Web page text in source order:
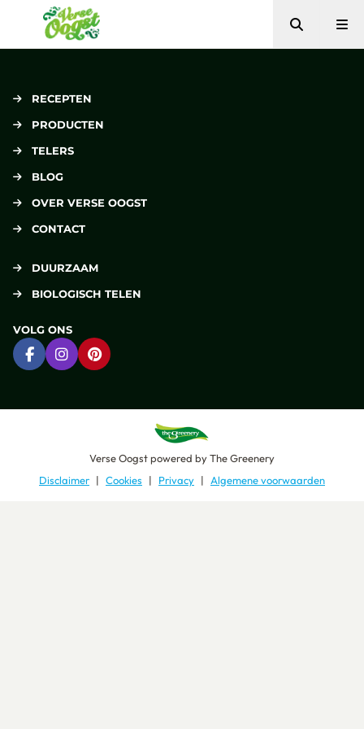
Verse Oogst
Zoeken
RECEPTEN
PRODUCTEN
TELERS
BLOG
OVER VERSE OOGST
CONTACT
DUURZAAM
BIOLOGISCH TELEN
VOLG ONS
Ga naar Facebook
Ga naar Instagram
Ga naar Pinterest
Verse Oogstpowered byThe Greenery
Disclaimer
Cookies Privacy Algemene voorwaarden